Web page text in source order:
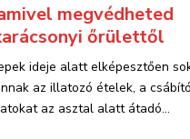
megvédheted
őrülettől
ideje alatt elképesztően
az illatozó ételek, a csábító
az asztal alatt átadó...